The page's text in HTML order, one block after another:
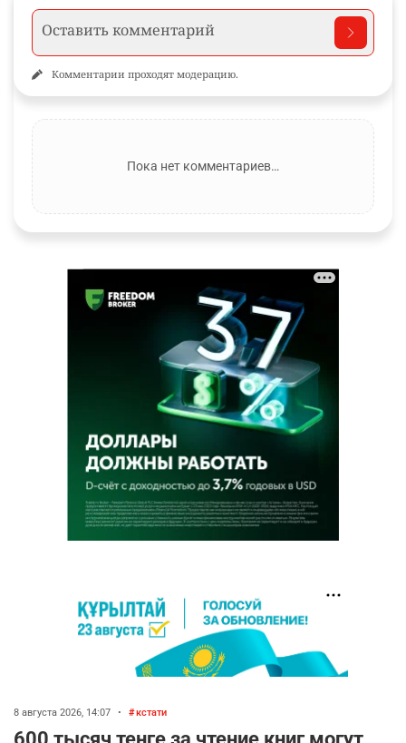
Комментарии проходят модерацию.
Пока нет комментариев…
8 августа 2026, 14:07 • кстати